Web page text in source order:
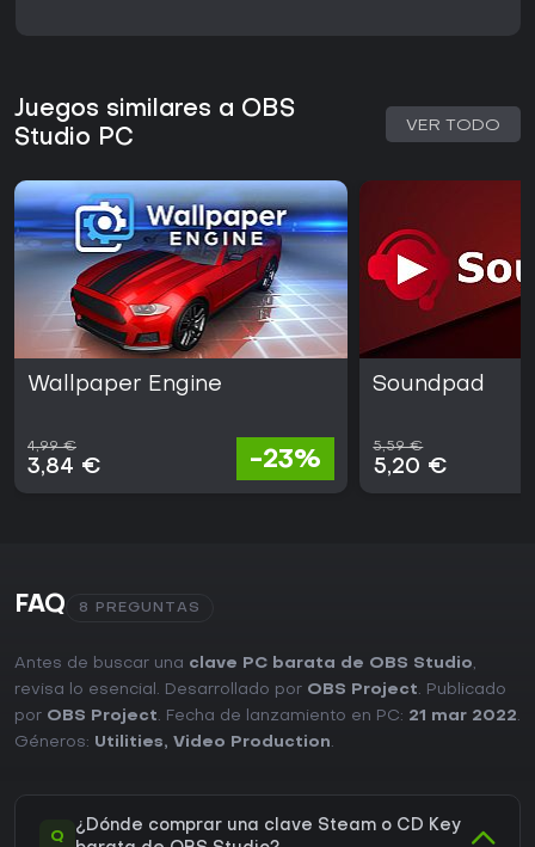
Juegos similares a OBS
Studio PC
VER TODO
Wallpaper Engine
4,99 €
3,84 € -23%
Soundpad
5,59 €
5,20 €
FAQ 8 PREGUNTAS
Antes de buscar una clave PC barata de OBS Studio,
revisa lo esencial. Desarrollado por OBS Project. Publicado
por OBS Project. Fecha de lanzamiento en PC: 21 mar 2022.
Géneros: Utilities, Video Production.
Q
¿Dónde comprar una clave Steam o CD Key